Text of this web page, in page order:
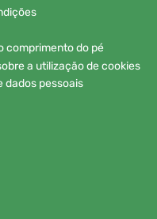
comprimento do pé
a utilização de cookies
dados pessoais